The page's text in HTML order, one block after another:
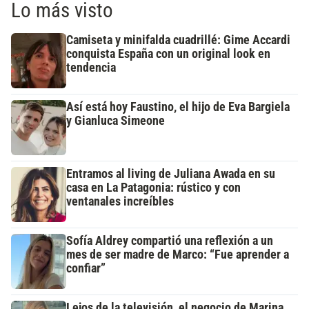
Lo más visto
Camiseta y minifalda cuadrillé: Gime Accardi
conquista España con un original look en
tendencia
Así está hoy Faustino, el hijo de Eva Bargiela
y Gianluca Simeone
Entramos al living de Juliana Awada en su
casa en La Patagonia: rústico y con
ventanales increíbles
Sofía Aldrey compartió una reflexión a un
mes de ser madre de Marco: “Fue aprender a
confiar”